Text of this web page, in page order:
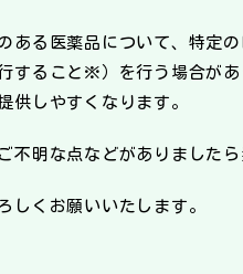
る医薬品について、特定
すること ※ ）を行う場合が
供しやすくなります。
明な点などがありましたら
くお願いいたします。